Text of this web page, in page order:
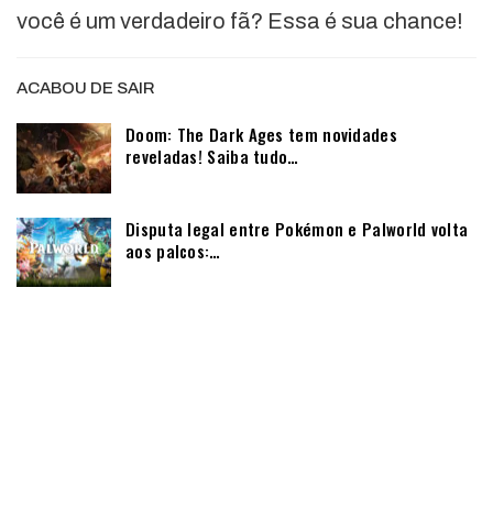
você é um verdadeiro fã? Essa é sua chance!
ACABOU DE SAIR
Doom: The Dark Ages tem novidades
reveladas! Saiba tudo…
Disputa legal entre Pokémon e Palworld volta
aos palcos:…